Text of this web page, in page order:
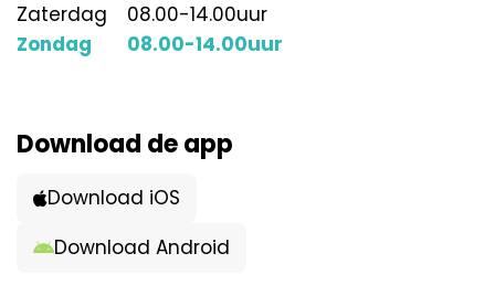
Zaterdag
08.00-14.00
Zondag
08.00-14.00
Download de app
Download iOS
Download Android